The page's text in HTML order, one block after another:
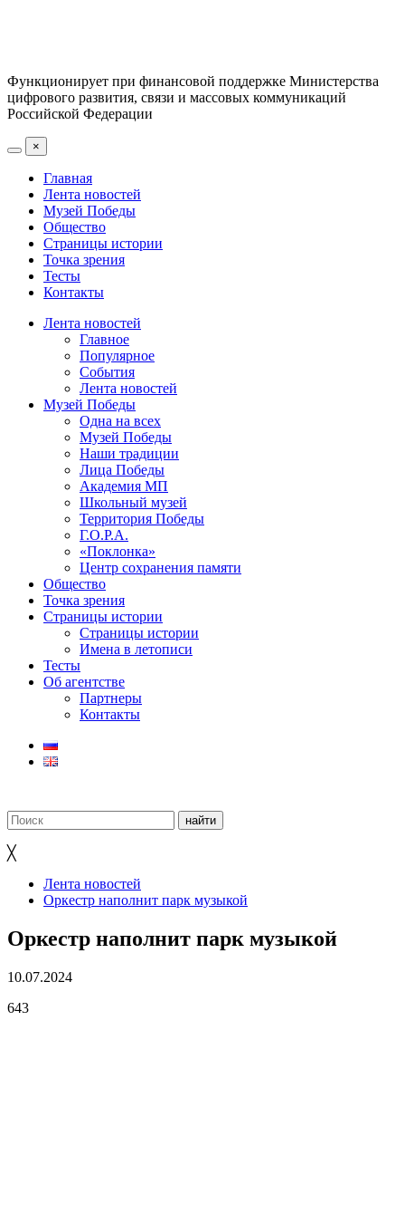
Функционирует при финансовой поддержке Министерства
цифрового развития, связи и массовых коммуникаций
Российской Федерации
×
Главная
Лента новостей
Музей Победы
Общество
Страницы истории
Точка зрения
Тесты
Контакты
Лента новостей
Главное
Популярное
События
Лента новостей
Музей Победы
Одна на всех
Музей Победы
Наши традиции
Лица Победы
Академия МП
Школьный музей
Территория Победы
Г.О.Р.А.
«Поклонка»
Центр сохранения памяти
Общество
Точка зрения
Страницы истории
Страницы истории
Имена в летописи
Тесты
Об агентстве
Партнеры
Контакты
╳
Лента новостей
Оркестр наполнит парк музыкой
Оркестр наполнит парк музыкой
10.07.2024
643